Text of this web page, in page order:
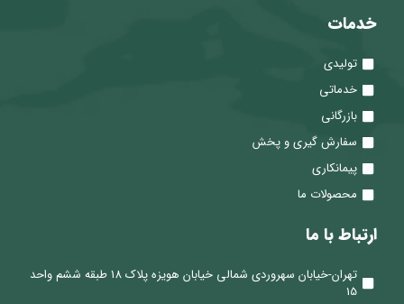
خدمات
تولیدی
خدماتی
بازرگانی
سفارش گیری و پخش
پیمانکاری
محصولات ما
ارتباط با ما
تهران-خیابان سهروردی شمالی خیابان هویزه پلاک 18 طبقه ششم واحد
15